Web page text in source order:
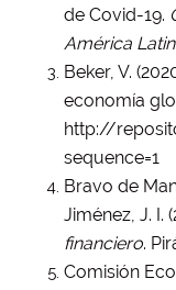
de Covid-19.
América
Beker, V.
economía
http://
sequence=1
Bravo de
Jiménez, J. I.
financiero.
Comisión